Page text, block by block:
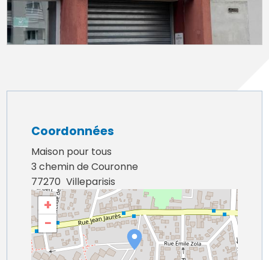
Coordonnées
Maison pour tous
3 chemin de Couronne
77270 Villeparisis
+
−